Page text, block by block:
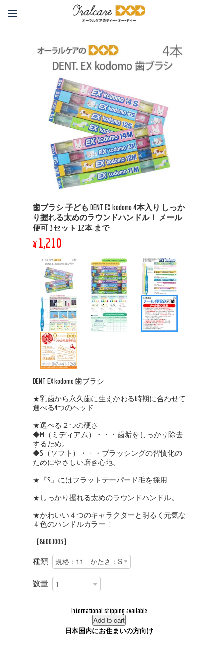
歯ブラシ 子ども DENT EX kodomo 4本入り しっか
り握れる太めのラウンドハンドル！ メール
便可 3セット 12本 まで
¥1,210
DENT EX kodomo 歯ブラシ
★乳歯から永久歯に生えかわる時期に合わせて
選べる4つのヘッド
★選べる２つの硬さ
◆M（ミディアム）・・・歯垢をしっかり除去
するため。
◆S（ソフト）・・・ブラッシングの習慣化の
ためにやさしい磨き心地。
★『S』にはフラットテーパード毛を採用
★しっかり握れる太めのラウンドハンドル。
★かわいい４つのキャラクターと明るく元気な
４色のハンドルカラー！
【86001003】
種類
数量
International shipping available
Add to cart
日本国内にお住まいの方向け